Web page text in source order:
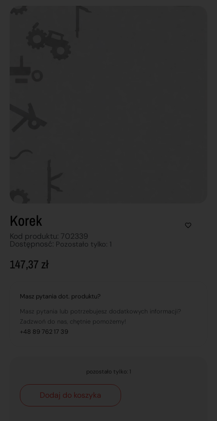
Korek
Kod produktu: 702339
Dostępnosć: Pozostało tylko: 1
147,37 zł
Masz pytania dot. produktu?
Masz pytania lub potrzebujesz dodatkowych informacji?
Zadzwoń do nas, chętnie pomożemy!
+48 89 762 17 39
pozostało tylko: 1
Dodaj do koszyka